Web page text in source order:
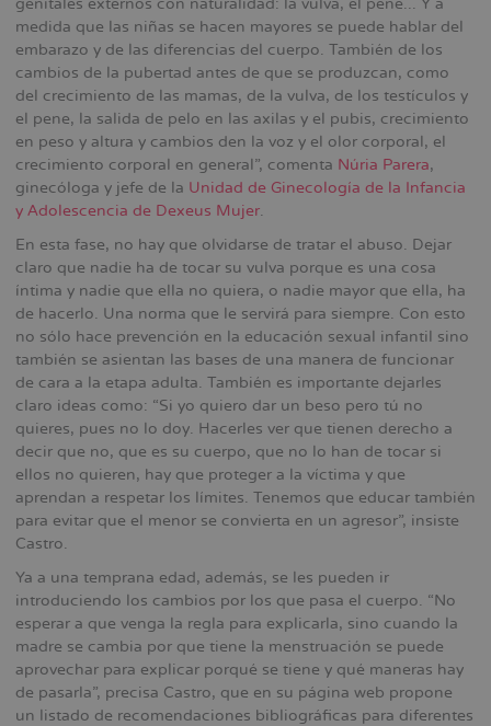
genitales externos con naturalidad: la vulva, el pene... Y a
medida que las niñas se hacen mayores se puede hablar del
embarazo y de las diferencias del cuerpo. También de los
cambios de la pubertad antes de que se produzcan, como
del crecimiento de las mamas, de la vulva, de los testículos y
el pene, la salida de pelo en las axilas y el pubis, crecimiento
en peso y altura y cambios den la voz y el olor corporal, el
crecimiento corporal en general”, comenta Núria Parera,
ginecóloga y jefe de la Unidad de Ginecología de la Infancia
y Adolescencia de Dexeus Mujer.
En esta fase, no hay que olvidarse de tratar el abuso. Dejar
claro que nadie ha de tocar su vulva porque es una cosa
íntima y nadie que ella no quiera, o nadie mayor que ella, ha
de hacerlo. Una norma que le servirá para siempre. Con esto
no sólo hace prevención en la educación sexual infantil sino
también se asientan las bases de una manera de funcionar
de cara a la etapa adulta. También es importante dejarles
claro ideas como: “Si yo quiero dar un beso pero tú no
quieres, pues no lo doy. Hacerles ver que tienen derecho a
decir que no, que es su cuerpo, que no lo han de tocar si
ellos no quieren, hay que proteger a la víctima y que
aprendan a respetar los límites. Tenemos que educar también
para evitar que el menor se convierta en un agresor”, insiste
Castro.
Ya a una temprana edad, además, se les pueden ir
introduciendo los cambios por los que pasa el cuerpo. “No
esperar a que venga la regla para explicarla, sino cuando la
madre se cambia por que tiene la menstruación se puede
aprovechar para explicar porqué se tiene y qué maneras hay
de pasarla”, precisa Castro, que en su página web propone
un listado de recomendaciones bibliográficas para diferentes